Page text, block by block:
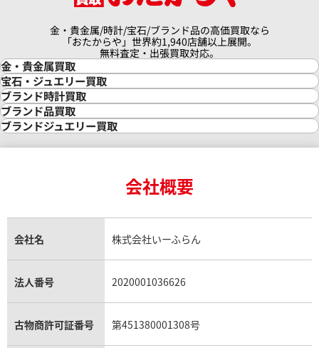
イマー IW354805
格
IWC アクアタイマー
参考買取価格
309,000円
金・貴金属/時計/宝石/ブランド品の高価買取なら
「おたからや」世界約1,940店舗以上展開。
無料査定・出張買取対応。
金・貴金属買取
金買取
金の相場価格情報
金の参考買取価格一覧
インゴット買取
インゴットの相場価格情報
24金買取
金貨買取
貴金属買取
銀・シルバー買取
パラジウム買取
宝石・ジュエリー買取
宝石・ジュエリー買取
ダイヤモンド買取
ダイヤモンド・宝石の参考価格一覧
リング・結婚指輪買取
エメラルド買取
トパーズ買取
タンザナイト買取
キャッツアイ買取
アクアマリン買取
ブランド時計買取
時計買取
ロレックス買取
ロレックス デイトナ買取
ロレックス サブマリーナー買取
ロレックス エクスプローラー買取
ロレックス デイトジャスト買取
パテック フィリップノーチラス買取
ヴァシュロン・コンスタンタン買取
オメガ買取
ブランド品買取
ブランド買取
シャネル マトラッセ買取
セリーヌ買取
プラダ買取
ブランドジュエリー買取
ヴァンクリーフ＆アーペル買取
ショーメ買取
ダミアーニ買取
モーブッサン買取
会社概要
会社名 株式会社いーふらん
法人番号 2020001036626
古物商許可証番号 第451380001308号